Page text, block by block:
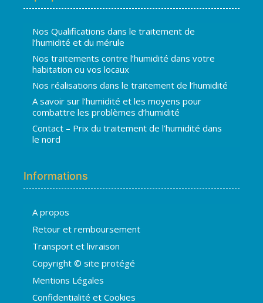
Nos Qualifications dans le traitement de
l’humidité et du mérule
Nos traitements contre l’humidité dans votre
habitation ou vos locaux
Nos réalisations dans le traitement de l’humidité
A savoir sur l’humidité et les moyens pour
combattre les problèmes d’humidité
Contact – Prix du traitement de l’humidité dans
le nord
Informations
A propos
Retour et remboursement
Transport et livraison
Copyright © site protégé
Mentions Légales
Confidentialité et Cookies
En ligne · répond en quelques secondes
H
👋 Bonjour ! Je suis
puis-je vous aider ?